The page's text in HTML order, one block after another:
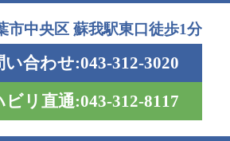
蘇我 そがリウマチ・整形外科 足の痺れ
市中央区 蘇我駅東口徒歩1分
い合わせ:043-312-3020
ビリ直通:043-312-8117